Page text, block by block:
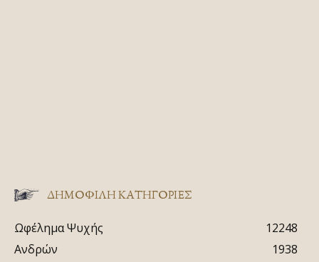
ΔΗΜΟΦΙΛΗ ΚΑΤΗΓΟΡΙΕΣ
Ωφέλημα Ψυχής
12248
Ανδρών
1938